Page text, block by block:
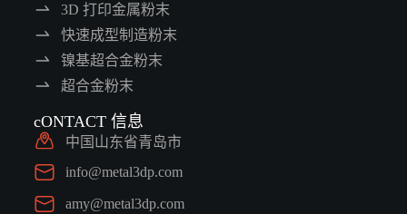
3D 打印金属粉末
快速成型制造粉末
镍基超合金粉末
超合金粉末
cONTACT 信息
中国山东省青岛市
info@metal3dp.com
amy@metal3dp.com